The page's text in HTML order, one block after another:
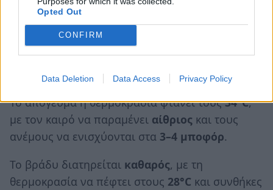
Opted Out
CONFIRM
Data Deletion Data Access Privacy Policy
Νωρίς το πρωί εμφανίζονταιλίγες νεφώσεις,
χωρίς να επηρεάζουν ουσιαστικά την εξέλιξη
της ημέρας, ενώ μέχρι το μεσημέρι ο
υδράργυρος ανεβαίνει στους
32°C.
Το απόγευμα η θερμοκρασία φτάνει τους34°C,
με τον καιρό να παραμένει αίθριος και τους
ανέμους να ενισχύονται στα 3–4 μποφόρ.
Το βράδυ διατηρείται καθαρός, με τη
θερμοκρασία να πέφτει στους 28°C και συνθήκες